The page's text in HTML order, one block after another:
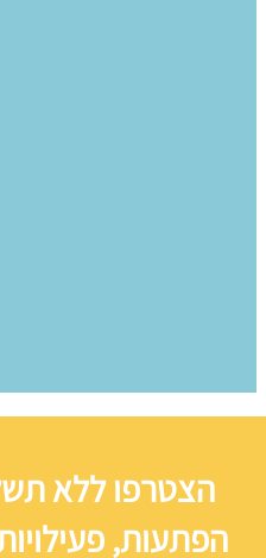
הצטרפו ללא
הפתעות,